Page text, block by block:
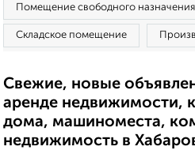
Помещение свободного назначения
Складское помещение
Свежие, новые
аренде недвижимости,
дома, машиноместа,
недвижимость в